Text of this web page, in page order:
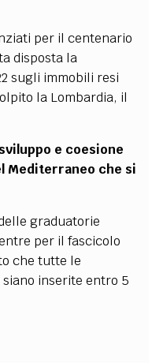
per il centenario
disposta la
sugli immobili resi
la Lombardia, il
sviluppo e coesione
Mediterraneo che si
graduatorie
per il fascicolo
che tutte le
inserite entro 5